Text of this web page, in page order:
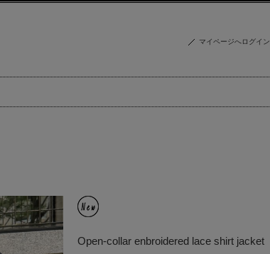
マイページへログイン
Open-collar enbroidered lace shirt jacket